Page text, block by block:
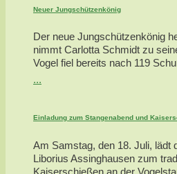
Neuer Jungschützenkönig
Der neue Jungschützenkönig
nimmt Carlotta Schmidt zu
Vogel fiel bereits nach 119
...
Einladung zum Stangenabend und
Am Samstag, den 18. Juli, lädt
Liborius Assinghausen zum
Kaiserschießen an der